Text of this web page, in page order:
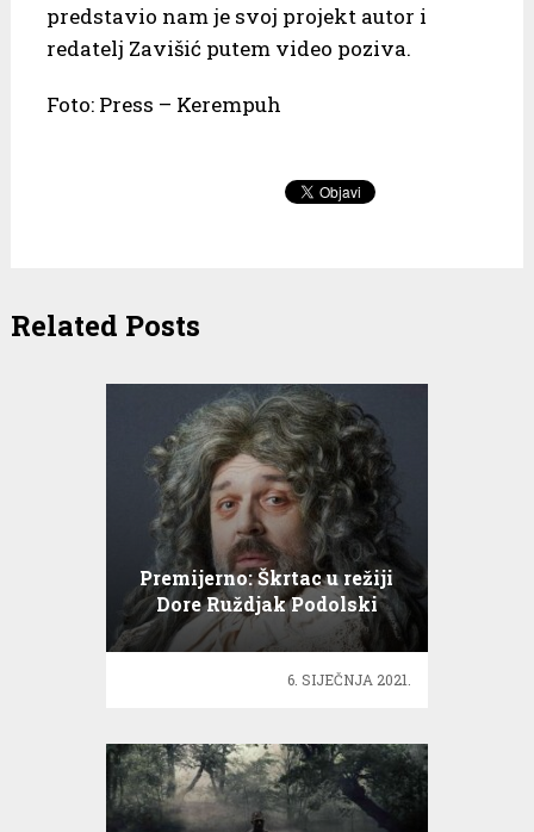
predstavio nam je svoj projekt autor i
redatelj Zavišić putem video poziva.
Foto: Press – Kerempuh
Related Posts
Premijerno: Škrtac u režiji
Dore Ruždjak Podolski
6. SIJEČNJA 2021.